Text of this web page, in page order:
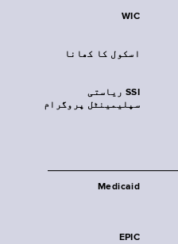
WIC
اسکول کا کھانا
SSI ریاستی
سپلیمینٹل پروگرام
Medicaid
EPIC